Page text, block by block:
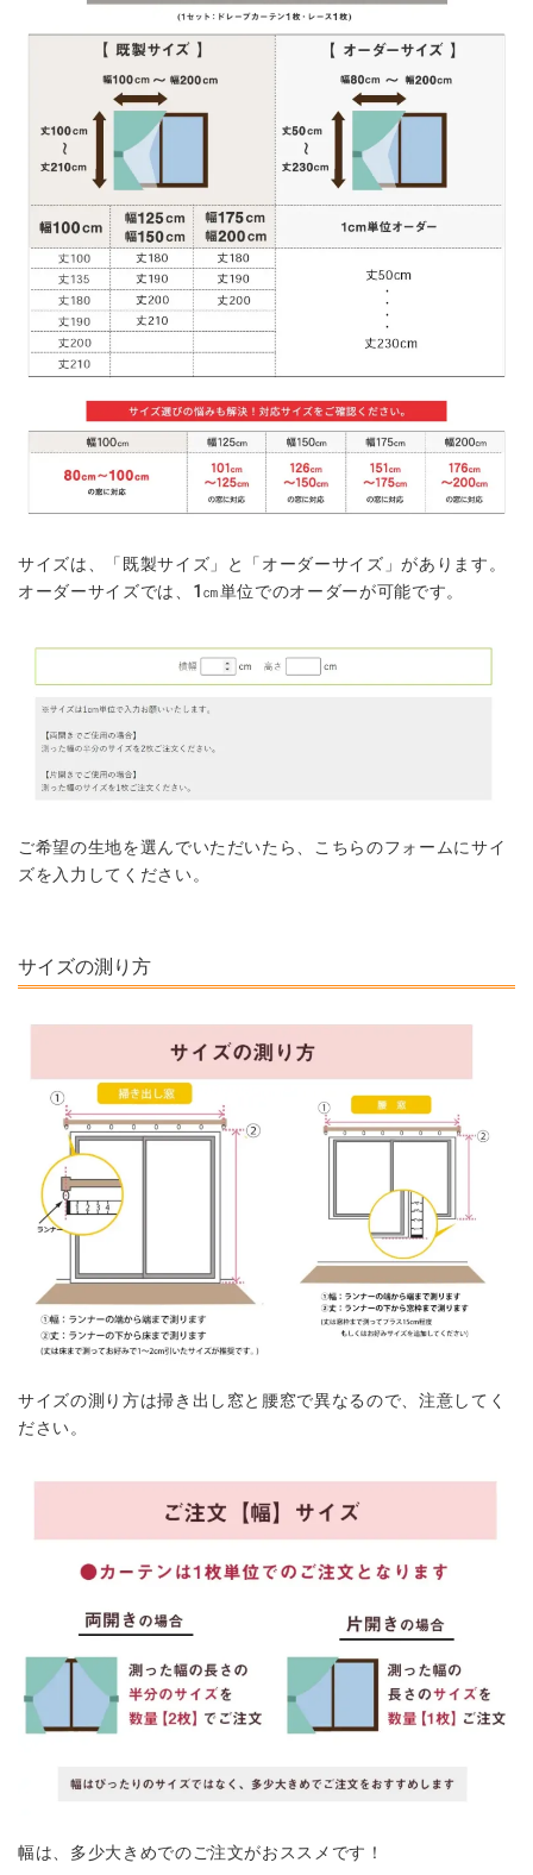
サイズは、「既製サイズ」と「オーダーサイズ」があります。
オーダーサイズでは、1㎝単位でのオーダーが可能です。
ご希望の生地を選んでいただいたら、こちらのフォームにサイ
ズを入力してください。
サイズの測り方
サイズの測り方は掃き出し窓と腰窓で異なるので、注意してく
ださい。
幅は、多少大きめでのご注文がおススメです！